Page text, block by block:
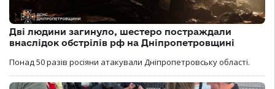
Дві людини загинуло, шестеро постраждали
внаслідок обстрілів рф на Дніпропетровщині
Понад 50 разів росіяни атакували Дніпропетровську області.